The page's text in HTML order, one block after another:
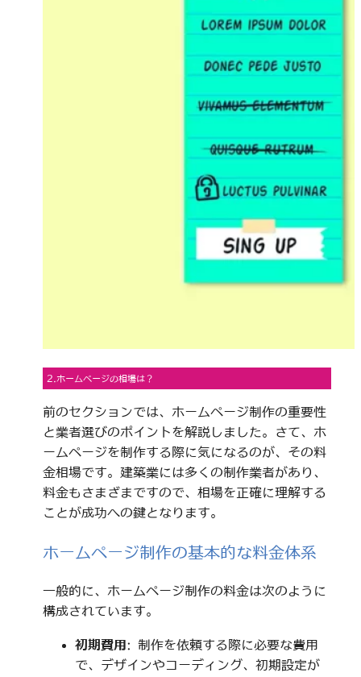
2.ホームページの相場は？
前のセクションでは、ホームページ制作の重要性
と業者選びのポイントを解説しました。さて、ホ
ームページを制作する際に気になるのが、その料
金相場です。建築業には多くの制作業者があり、
料金もさまざまですので、相場を正確に理解する
ことが成功への鍵となります。
ホームページ制作の基本的な料金体系
一般的に、ホームページ制作の料金は次のように
構成されています。
初期費用: 制作を依頼する際に必要な費用
で、デザインやコーディング、初期設定が